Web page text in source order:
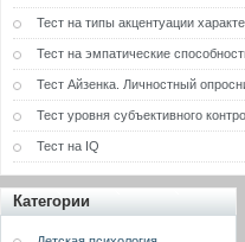
Тест на типы акцентуации
Тест на эмпатические
Тест Айзенка. Личностный
Тест уровня субъективного
Тест на IQ
Категории